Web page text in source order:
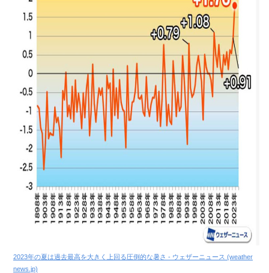
2023年の夏は過去最高を大きく上回る圧倒的な暑さ - ウェザーニュース (weather
news.jp)